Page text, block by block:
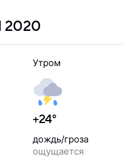
2020
Утром
+24°
дождь/гроза
ощущается